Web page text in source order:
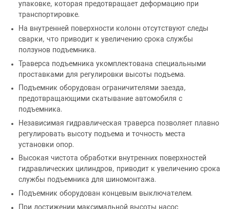
упаковке, которая предотвращает деформацию при
транспортировке.
На внутренней поверхности колонн отсутствуют следы
сварки, что приводит к увеличению срока службы
ползунов подъемника.
Траверса подъемника укомплектована специальными
проставками для регулировки высоты подъема.
Подъемник оборудован ограничителями заезда,
предотвращающими скатывание автомобиля с
подъемника.
Независимая гидравлическая траверса позволяет плавно
регулировать высоту подъема и точность места
установки опор.
Высокая чистота обработки внутренних поверхностей
гидравлических цилиндров, приводит к увеличению срока
службы подъемника для шиномонтажа.
Подъемник оборудован концевым выключателем.
При достижении максимальной высоты насос